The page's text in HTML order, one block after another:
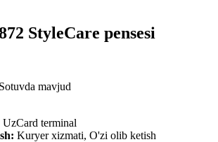
StyleCare pensesi
Sotuvda mavjud
UzCard terminal
Kuryer xizmati, O'zi olib ketish